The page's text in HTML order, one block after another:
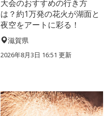
大会のおすすめの行き方
は？約1万発の花火が湖面と
夜空をアートに彩る！
滋賀県
2026年8月3日 16:51 更新